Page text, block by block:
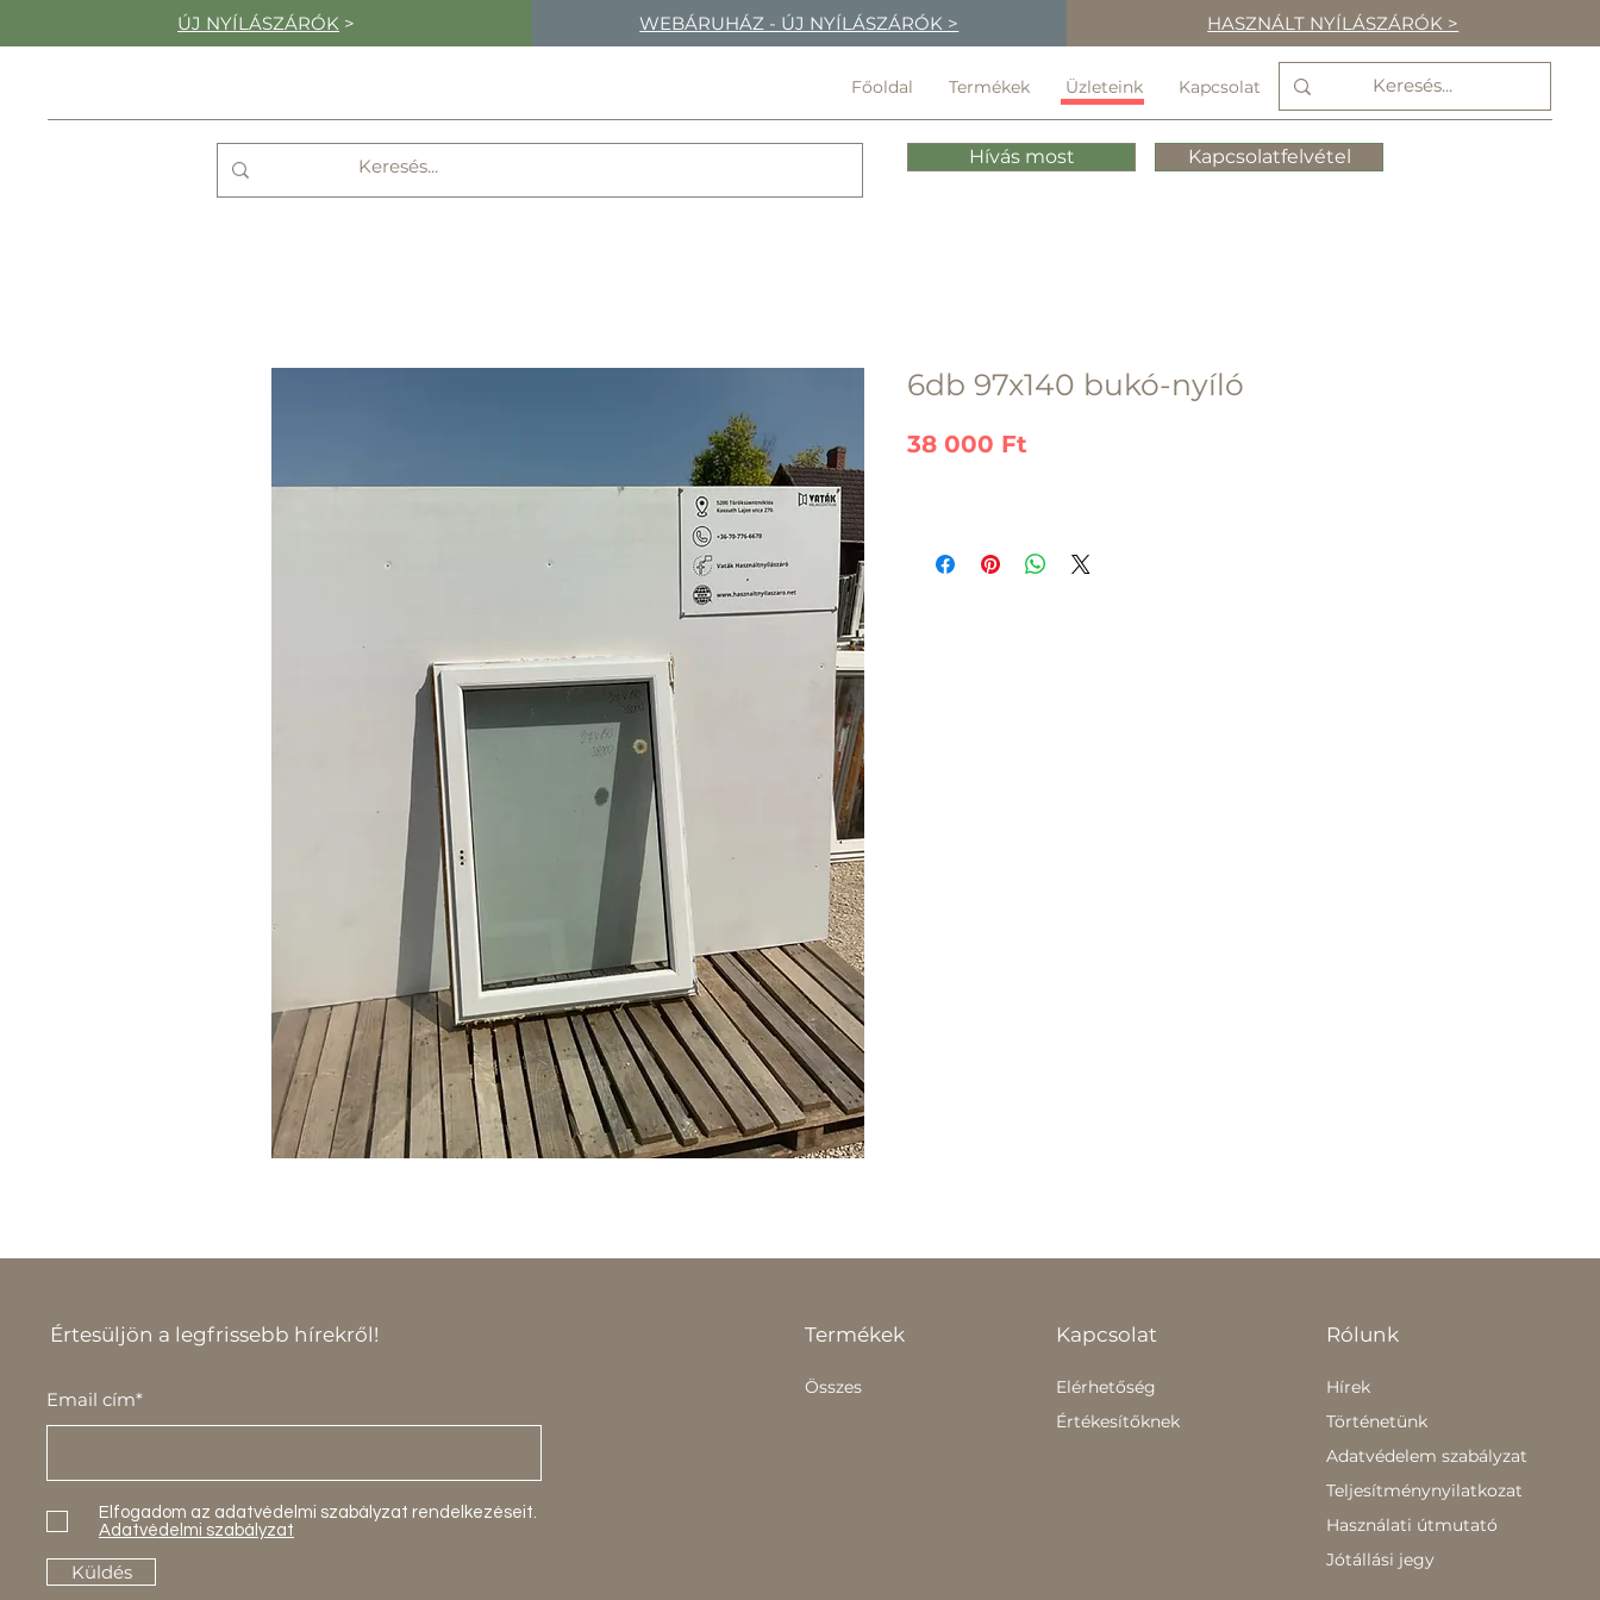
ÚJ NYÍLÁSZÁRÓK > WEBÁRUHÁZ - ÚJ NYÍLÁSZÁRÓK > HASZNÁLT NYÍLÁSZÁRÓK >
Főoldal Termékek Üzleteink Kapcsolat
Hívás most Kapcsolatfelvétel
6db 97x140 bukó-nyíló
38 000 Ft
Értesüljön a legfrissebb hírekről!
Email cím*
Elfogadom az adatvédelmi szabályzat rendelkezéseit.
Adatvédelmi szabályzat
Küldés
Termékek
Összes
Kapcsolat
Elérhetőség
Értékesítőknek
Rólunk
Hírek
Történetünk
Adatvédelem szabályzat
Teljesítménynyilatkozat
Használati útmutató
Jótállási jegy